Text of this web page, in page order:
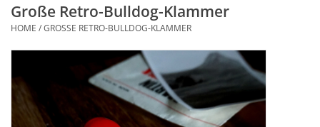
ABOUT
Große Retro-Bulldog-Klammer
HOME /GROSSE RETRO-BULLDOG-KLAMMER